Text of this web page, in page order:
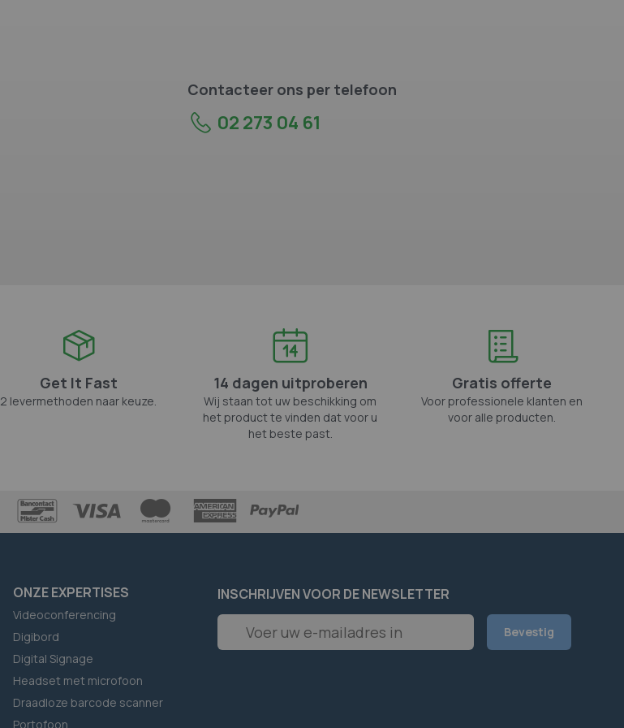
Contacteer ons per telefoon
02 273 04 61
Get It Fast
2 levermethoden naar keuze.
14 dagen uitproberen
Wij staan tot uw beschikking om
het product te vinden dat voor u
het beste past.
Gratis offerte
Voor professionele klanten en
voor alle producten.
ONZE EXPERTISES
Videoconferencing
Digibord
Digital Signage
Headset met microfoon
Draadloze barcode scanner
Portofoon
INSCHRIJVEN VOOR DE NEWSLETTER
Abonneer
op
Bevestig